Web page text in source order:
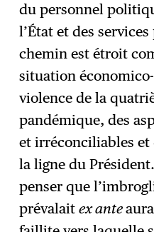
du personnel
l’État et des
chemin est étroit
situation
violence de la
pandémique, des
et irréconciliables
la ligne du
penser que
prévalaitex ante